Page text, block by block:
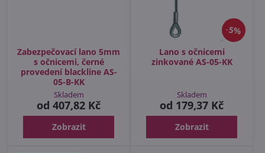
Zabezpečovací lano 5mm
s očnicemi, černé
provedení blackline AS-
05-B-KK
Skladem
od 407,82 Kč
Zobrazit
5%
Lano s očnicemi
zinkované AS-05-KK
Skladem
od 179,37 Kč
Zobrazit